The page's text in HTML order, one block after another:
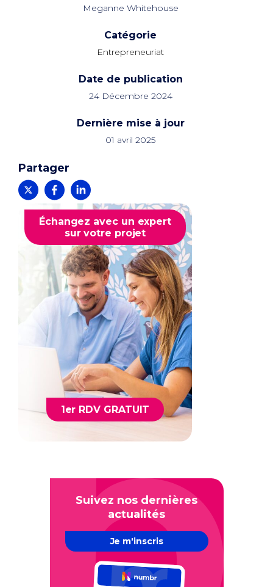
Meganne Whitehouse
Catégorie
Entrepreneuriat
Date de publication
24 Décembre 2024
Dernière mise à jour
01 avril 2025
Partager
Échangez avec un expert
sur votre projet
1er RDV GRATUIT
Suivez nos dernières
actualités
Je m'inscris